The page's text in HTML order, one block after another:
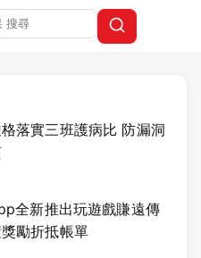
落實三班護病比 防漏洞
全新推出玩遊戲賺遠傳
勵折抵帳單